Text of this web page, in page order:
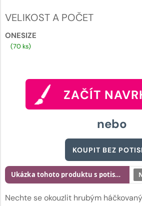
VELIKOST A POČET
ONESIZE
(70 ks)
ZAČÍT
nebo
KOUPIT BEZ
Nechte se okouzlit hrubým
Ukázka tohoto produktu s potiskem